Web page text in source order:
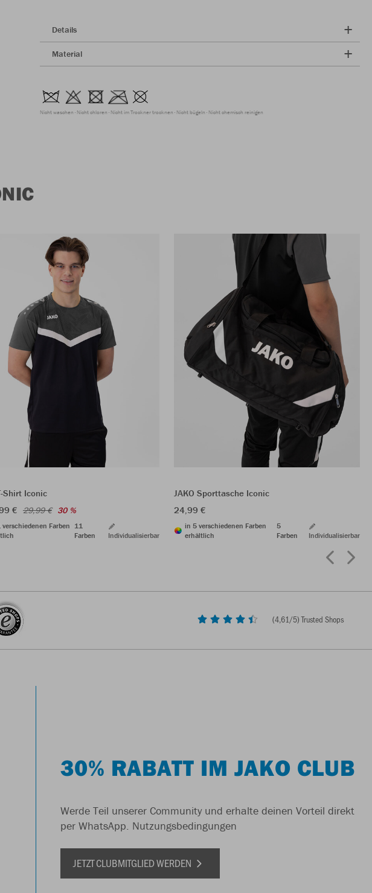
Details
Material
Nicht waschen Nicht chloren Nicht im Trockner trocknen Nicht bügeln Nicht chemisch reinigen
Shirt Iconic
€ 29,99 € 30 %
Farben
11
Farben
Individualisierbar
JAKO Sporttasche Iconic
24,99 €
in 5 verschiedenen Farben
erhältlich
5
Farben
Individualisierbar
(4,61/5) Trusted Shops
30% RABATT IM JAKO CLUB
Werde Teil unserer Community und erhalte deinen Vorteil direkt
per WhatsApp. Nutzungsbedingungen
JETZT CLUBMITGLIED WERDEN